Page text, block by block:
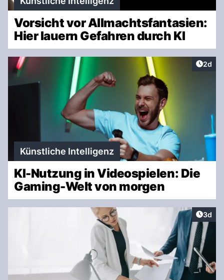
Vorsicht vor Allmachtsfantasien:
Hier lauern Gefahren durch KI
2d
Künstliche Intelligenz
KI-Nutzung in Videospielen: Die
Gaming-Welt von morgen
3d